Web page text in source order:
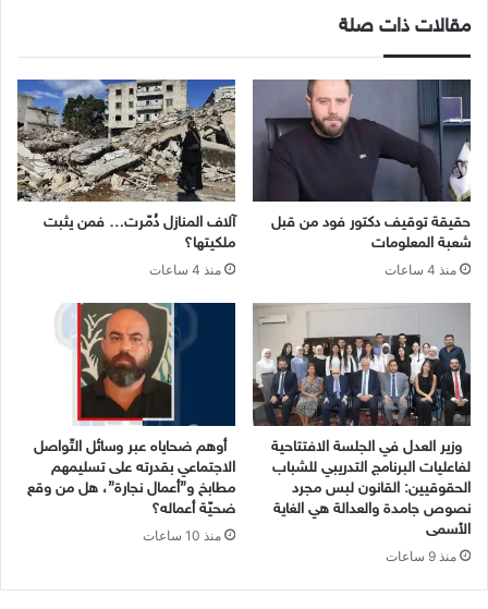
مقالات ذات صلة
حقيقة توقيف دكتور فود من قبل
شعبة المعلومات
منذ 4 ساعات
آلاف المنازل دُمّرت… فمن يثبت
ملكيتها؟
منذ 4 ساعات
وزير العدل في الجلسة الافتتاحية
لفاعليات البرنامج التدريبي للشباب
الحقوقيين: القانون لبس مجرد
نصوص جامدة والعدالة هي الغاية
الأسمى
منذ 9 ساعات
أوهم ضحاياه عبر وسائل التّواصل
الاجتماعي بقدرته على تسليمهم
مطابخ و”أعمال نجارة”، هل من وقع
ضحيّة أعماله؟
منذ 10 ساعات